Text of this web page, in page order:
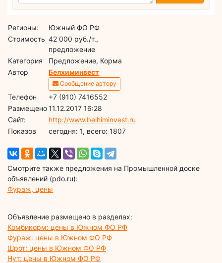
Регионы:
Южный ФО РФ
Стоимость 42 000 руб./т.,
предложение
Категория
Предложение, Корма
Автор
Белхиминвест
Сообщение автору
Телефон
+7 (910) 7416552
Размещено11.12.2017 16:28
Сайт:
http://www.belhiminvest.ru
Показов
cегодня: 1, всего: 1807
Смотрите также предложения на Промышленной доске
объявлений (pdo.ru):
Фураж, цены
Объявление размещено в разделах:
Комбикорм: цены в Южном ФО РФ
Фураж: цены в Южном ФО РФ
Шрот: цены в Южном ФО РФ
Нут: цены в Южном ФО РФ